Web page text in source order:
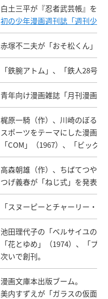
白土三平が『忍者武芸帳』を
初の少年漫画週刊誌「週刊少
赤塚不二夫が「おそ松くん」を
「鉄腕アトム」、「鉄人28号
青年向け漫画雑誌「月刊漫画ガ
梶原一騎（作）、川崎のぼる
スポーツをテーマにした漫画“
「COM」（1967）、「ビッグ
高森朝雄（作）、ちばてつや
つげ義春が「ねじ式」を発表
「スヌーピーとチャーリー・
池田理代子の「ベルサイユの
「花とゆめ」（1974）、「プ
次いで創刊。
漫画文庫本出版ブーム。
美内すずえが「ガラスの仮面